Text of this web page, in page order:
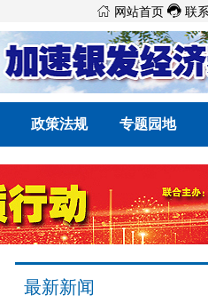
 网站首页  联
政策法规 专题园地
最新新闻